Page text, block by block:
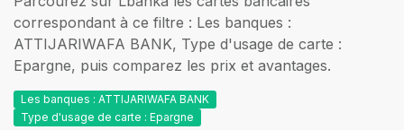
correspondant à ce filtre : Les banques :
ATTIJARIWAFA BANK, Type d'usage de carte :
Epargne, puis comparez les prix et avantages.
Les banques : ATTIJARIWAFA BANK
Type d'usage de carte : Epargne